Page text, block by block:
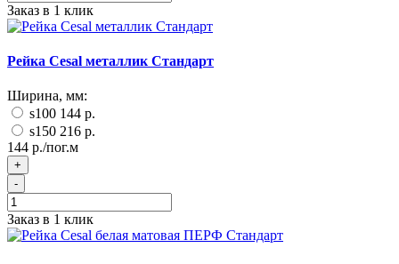
Заказ в 1 клик
Рейка Cesal металлик Стандарт
Ширина, мм:
s100 144 р.
s150 216 р.
144 р./пог.м
+
-
Заказ в 1 клик